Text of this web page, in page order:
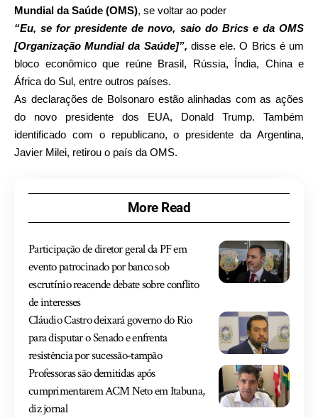
Mundial da Saúde (OMS), se voltar ao poder
“Eu, se for presidente de novo, saio do Brics e da OMS
[Organização Mundial da Saúde]”, disse ele. O Brics é um
bloco econômico que reúne Brasil, Rússia, Índia, China e
África do Sul, entre outros países.
As declarações de Bolsonaro estão alinhadas com as ações
do novo presidente dos EUA, Donald Trump. Também
identificado com o republicano, o presidente da Argentina,
Javier Milei, retirou o país da OMS.
More Read
Participação de diretor geral da PF em
evento patrocinado por banco sob
escrutínio reacende debate sobre conflito
de interesses
Cláudio Castro deixará governo do Rio
para disputar o Senado e enfrenta
resistência por sucessão-tampão
Professoras são demitidas após
cumprimentarem ACM Neto em Itabuna,
diz jornal